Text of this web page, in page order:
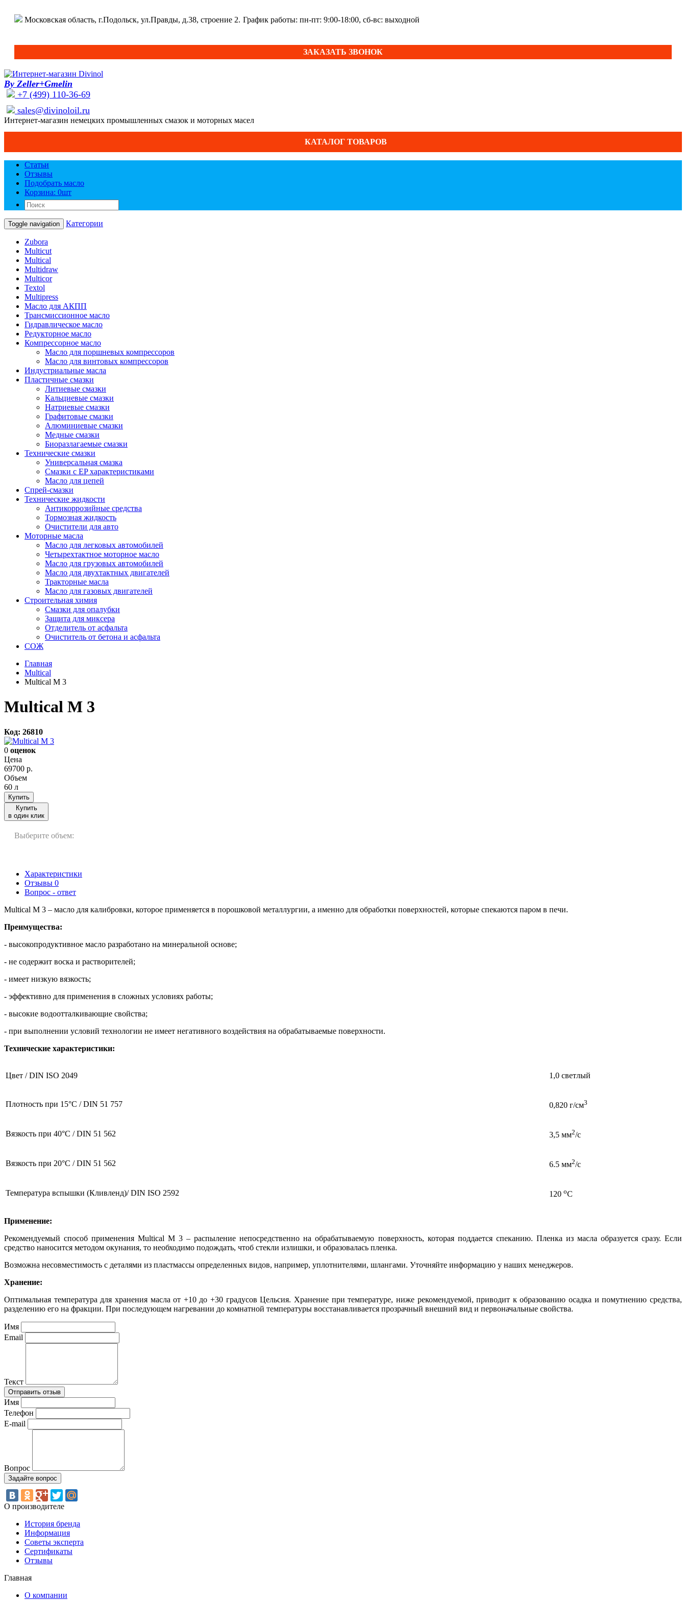
Московская область, г.Подольск, ул.Правды, д.38, строение 2. График работы: пн-пт: 9:00-18:00, сб-вс: выходной
ЗАКАЗАТЬ ЗВОНОК
By Zeller+Gmelin
+7 (499) 110-36-69
sales@divinoloil.ru
Интернет-магазин немецких промышленных смазок и моторных масел
КАТАЛОГ ТОВАРОВ
Статьи
Отзывы
Подобрать масло
Корзина: 0шт
Toggle navigation Категории
Zubora
Multicut
Multical
Multidraw
Multicor
Textol
Multipress
Масло для АКПП
Трансмиссионное масло
Гидравлическое масло
Редукторное масло
Компрессорное масло
Масло для поршневых компрессоров
Масло для винтовых компрессоров
Индустриальные масла
Пластичные смазки
Литиевые смазки
Кальциевые смазки
Натриевые смазки
Графитовые смазки
Алюминиевые смазки
Медные смазки
Биоразлагаемые смазки
Технические смазки
Универсальная смазка
Смазки с EP характеристиками
Масло для цепей
Спрей-смазки
Технические жидкости
Антикоррозийные средства
Тормозная жидкость
Очистители для авто
Моторные масла
Масло для легковых автомобилей
Четырехтактное моторное масло
Масло для грузовых автомобилей
Масло для двухтактных двигателей
Тракторные масла
Масло для газовых двигателей
Строительная химия
Смазки для опалубки
Защита для миксера
Отделитель от асфальта
Очиститель от бетона и асфальта
СОЖ
Главная
Multical
Multical M 3
Multical M 3
Код: 26810
0 оценок
Цена
69700 р.
Объем
60 л
Купить
Купить
в один клик
Выберите объем:
Характеристики
Отзывы 0
Вопрос - ответ
Multical M 3 – масло для калибровки, которое применяется в порошковой металлургии, а именно для обработки поверхностей, которые спекаются паром в печи.
Преимущества:
- высокопродуктивное масло разработано на минеральной основе;
- не содержит воска и растворителей;
- имеет низкую вязкость;
- эффективно для применения в сложных условиях работы;
- высокие водоотталкивающие свойства;
- при выполнении условий технологии не имеет негативного воздействия на обрабатываемые поверхности.
Технические характеристики:
Цвет / DIN ISO 2049 1,0 светлый
Плотность при 15°C / DIN 51 757 0,820 г/см3
Вязкость при 40°C / DIN 51 562 3,5 мм2/с
Вязкость при 20°C / DIN 51 562 6.5 мм2/с
Температура вспышки (Кливленд)/ DIN ISO 2592 120 оС
Применение:
Рекомендуемый способ применения Multical M 3 – распыление непосредственно на обрабатываемую поверхность, которая поддается спеканию. Пленка из масла образуется сразу. Если
средство наносится методом окунания, то необходимо подождать, чтоб стекли излишки, и образовалась пленка.
Возможна несовместимость с деталями из пластмассы определенных видов, например, уплотнителями, шлангами. Уточняйте информацию у наших менеджеров.
Хранение:
Оптимальная температура для хранения масла от +10 до +30 градусов Цельсия. Хранение при температуре, ниже рекомендуемой, приводит к образованию осадка и помутнению средства,
разделению его на фракции. При последующем нагревании до комнатной температуры восстанавливается прозрачный внешний вид и первоначальные свойства.
Имя
Email
Текст
Имя
Телефон
E-mail
Вопрос
О производителе
История бренда
Информация
Советы эксперта
Сертификаты
Отзывы
Главная
О компании